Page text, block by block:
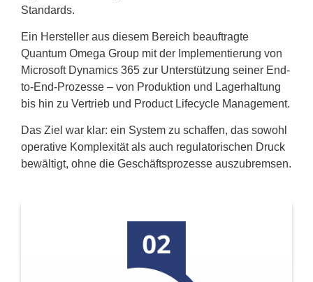
Standards.
Ein Hersteller aus diesem Bereich beauftragte
Quantum Omega Group mit der Implementierung von
Microsoft Dynamics 365 zur Unterstützung seiner End-
to-End-Prozesse – von Produktion und Lagerhaltung
bis hin zu Vertrieb und Product Lifecycle Management.
Das Ziel war klar: ein System zu schaffen, das sowohl
operative Komplexität als auch regulatorischen Druck
bewältigt, ohne die Geschäftsprozesse auszubremsen.